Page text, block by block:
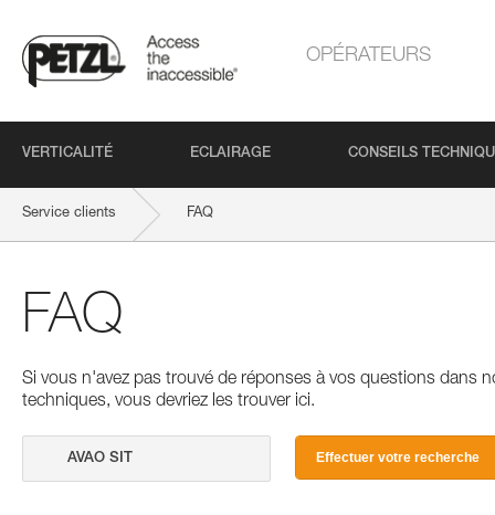
OPÉRATEURS
VERTICALITÉ ECLAIRAGE CONSEILS
Service clients FAQ
FAQ
Si vous n'avez pas trouvé de réponses à vos questions dans
techniques, vous devriez les trouver ici.
Effectuer votre recherche